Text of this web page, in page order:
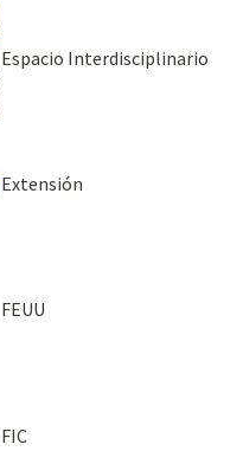
Espacio Interdisciplinario
Extensión
FEUU
FIC